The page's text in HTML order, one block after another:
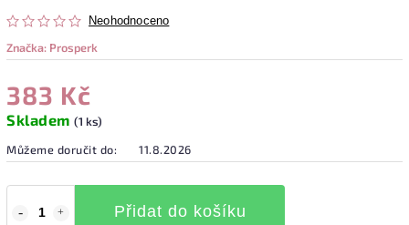
Neohodnoceno
Značka: Prosperk
383 Kč
Skladem (1 ks)
Můžeme doručit do:
11.8.2026
Přidat do košíku